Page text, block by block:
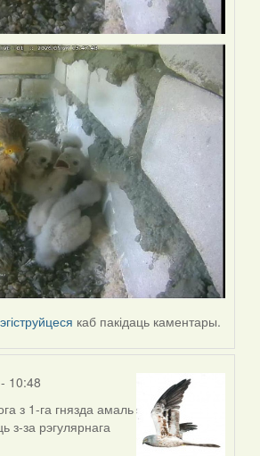
каб пакідаць каментары.
10:48
з 1-га гнязда амаль
за рэгулярнага